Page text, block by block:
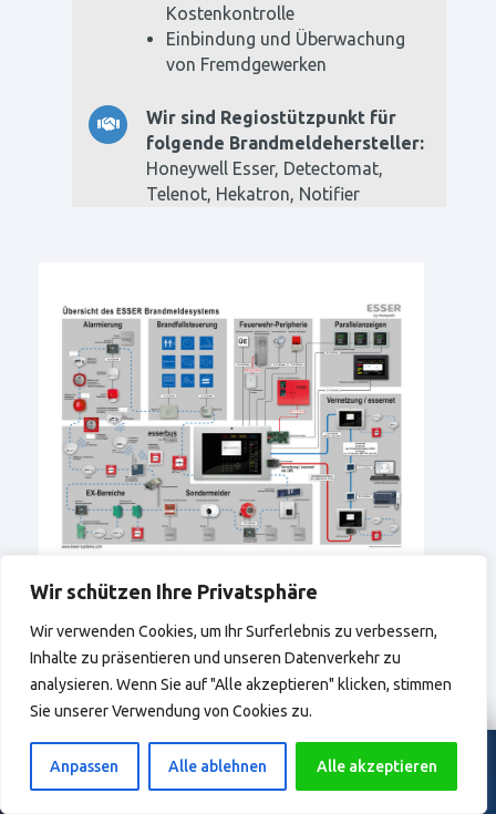
Wir schützen Ihre Privatsphäre
Wir verwenden Cookies, um Ihr Surferlebnis zu verbessern,
Inhalte zu präsentieren und unseren Datenverkehr zu
analysieren. Wenn Sie auf "Alle akzeptieren" klicken, stimmen
Sie unserer Verwendung von Cookies zu.
Anpassen Alle ablehnen Alle akzeptieren
Kostenkontrolle
Einbindung und Überwachung
von Fremdgewerken
Wir sind Regiostützpunkt für
folgende Brandmeldehersteller:
Honeywell Esser, Detectomat,
Telenot, Hekatron, Notifier